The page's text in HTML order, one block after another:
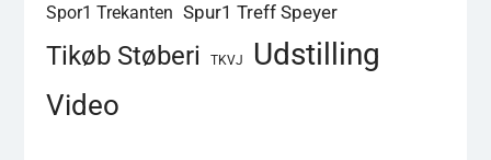
Spor1 Trekanten Spur1 Treff Speyer
Tikøb Støberi TKVJ Udstilling
Video